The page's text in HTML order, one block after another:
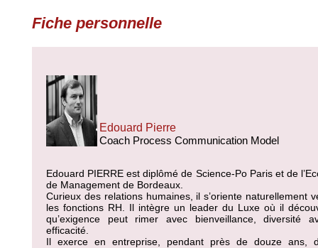
Fiche personnelle
Edouard Pierre
Coach Process Communication Model
Edouard PIERRE est diplômé de Science-Po Paris et de
de Management de Bordeaux.
Curieux des relations humaines, il s’oriente naturellement
les fonctions RH. Il intègre un leader du Luxe où il
qu’exigence peut rimer avec bienveillance, diversité
efficacité.
Il exerce en entreprise, pendant près de douze ans,